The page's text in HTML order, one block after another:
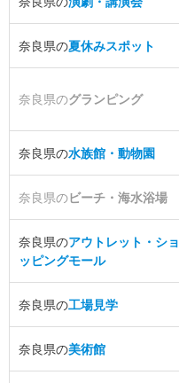
奈良県の夏休みスポット
奈良県のグランピング
奈良県の水族館・動物園
奈良県のビーチ・海水浴場
奈良県のアウトレット・ショ
ッピングモール
奈良県の工場見学
奈良県の美術館